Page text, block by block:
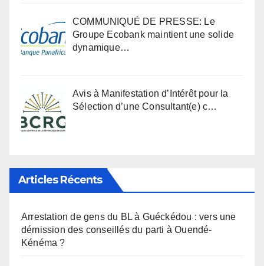
COMMUNIQUÉ DE PRESSE: Le
Groupe Ecobank maintient une solide
dynamique…
Avis à Manifestation d’Intérêt pour la
Sélection d’une Consultant(e) c…
Articles Récents
Arrestation de gens du BL à Guéckédou : vers une
démission des conseillés du parti à Ouendé-
Kénéma ?